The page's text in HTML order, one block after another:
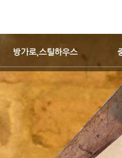
방가로,스틸하우스